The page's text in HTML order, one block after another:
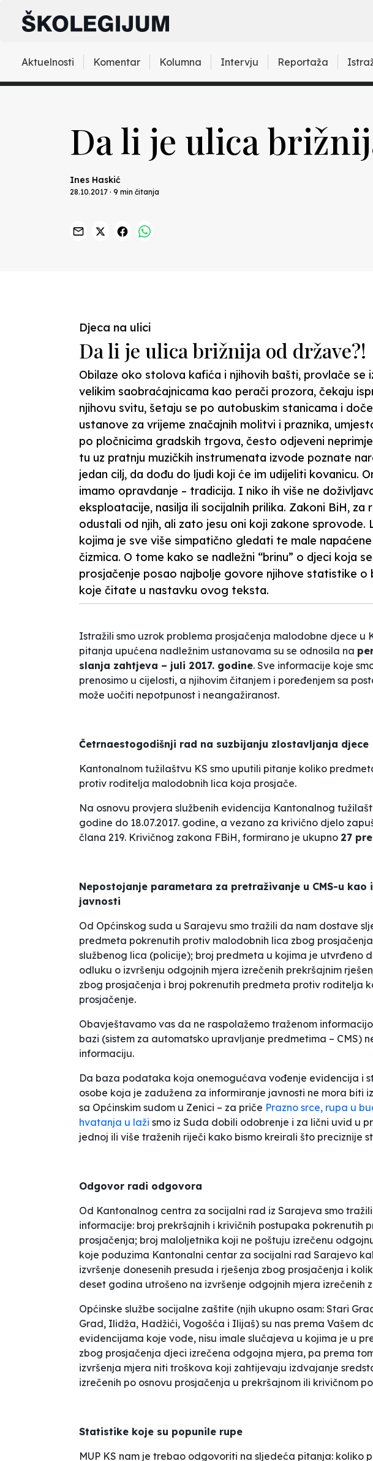
Aktuelnosti Komentar Kolumna Intervju Reportaža
Da li je ulica
Ines Haskić
28.10.2017 · 9 min čitanja
Djeca na ulici
Da li je ulica brižnija od države?!
Obilaze oko stolova kafića i njihovih bašti, provlače se
velikim saobraćajnicama kao perači prozora, čekaju
njihovu svitu, šetaju se po autobuskim stanicama i
ustanove za vrijeme značajnih molitvi i praznika,
po pločnicima gradskih trgova, često odjeveni
tu uz pratnju muzičkih instrumenata izvode poznate
jedan cilj, da dođu do ljudi koji će im udijeliti kovanicu.
imamo opravdanje – tradicija. I niko ih više ne
eksploatacije, nasilja ili socijalnih prilika. Zakoni BiH, za
odustali od njih, ali zato jesu oni koji zakone sprovode.
kojima je sve više simpatično gledati te male
čizmica. O tome kako se nadležni “brinu” o djeci koja
prosjačenje posao najbolje govore njihove statistike o
koje čitate u nastavku ovog teksta.
Istražili smo uzrok problema prosjačenja malodobne djece u
pitanja upućena nadležnim ustanovama su se odnosila na
slanja zahtjeva – juli 2017. godine. Sve informacije koje
prenosimo u cijelosti, a njihovim čitanjem i poređenjem sa
može uočiti nepotpunost i neangažiranost.
Četrnaestogodišnji rad na suzbijanju zlostavljanja djece
Kantonalnom tužilaštvu KS smo uputili pitanje koliko
protiv roditelja malodobnih lica koja prosjače.
Na osnovu provjera službenih evidencija Kantonalnog
godine do 18.07.2017. godine, a vezano za krivično djelo
člana 219. Krivičnog zakona FBiH, formirano je ukupno 27
Nepostojanje parametara za pretraživanje u CMS-u
javnosti
Od Općinskog suda u Sarajevu smo tražili da nam dostave
predmeta pokrenutih protiv malodobnih lica zbog
službenog lica (policije); broj predmeta u kojima je utvrđeno
odluku o izvršenju odgojnih mjera izrečenih prekršajnim
zbog prosjačenja i broj pokrenutih predmeta protiv roditelja
prosjačenje.
Obavještavamo vas da ne raspolažemo traženom
bazi (sistem za automatsko upravljanje predmetima – CMS)
informaciju.
Da baza podataka koja onemogućava vođenje evidencija i
osobe koja je zadužena za informiranje javnosti ne mora biti
sa Općinskim sudom u Zenici – za priče Prazno srce, rupa u
hvatanja u laži smo iz Suda dobili odobrenje i za lični uvid u
jednoj ili više traženih riječi kako bismo kreirali što preciznije
Odgovor radi odgovora
Od Kantonalnog centra za socijalni rad iz Sarajeva smo
informacije: broj prekršajnih i krivičnih postupaka pokrenutih
prosjačenja; broj maloljetnika koji ne poštuju izrečenu
koje poduzima Kantonalni centar za socijalni rad Sarajevo
izvršenje donesenih presuda i rješenja zbog prosjačenja i
deset godina utrošeno na izvršenje odgojnih mjera izrečenih
Općinske službe socijalne zaštite (njih ukupno osam: Stari
Grad, Ilidža, Hadžići, Vogošća i Ilijaš) su nas prema Vašem
evidencijama koje vode, nisu imale slučajeva u kojima je u
zbog prosjačenja djeci izrečena odgojna mjera, pa prema
izvršenja mjera niti troškova koji zahtijevaju izdvajanje
izrečenih po osnovu prosjačenja u prekršajnom ili krivičnom
Statistike koje su popunile rupe
MUP KS nam je trebao odgovoriti na sljedeća pitanja: koliko